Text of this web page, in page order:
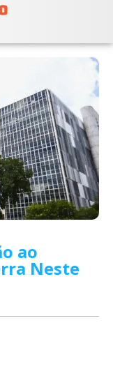
ao
Neste